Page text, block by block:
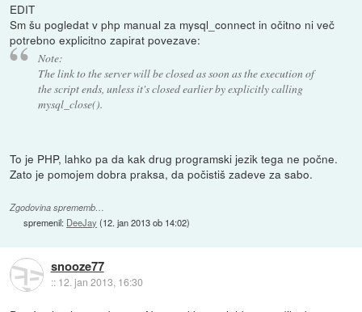
EDIT
Sm šu pogledat v php manual za mysql_connect in očitno ni več
potrebno explicitno zapirat povezave:
Note:
The link to the server will be closed as soon as the execution of
the script ends, unless it's closed earlier by explicitly calling
mysql_close().
To je PHP, lahko pa da kak drug programski jezik tega ne počne.
Zato je pomojem dobra praksa, da počistiš zadeve za sabo.
Zgodovina sprememb…
spremenil: DeeJay (12. jan 2013 ob 14:02)
snooze77
:: 12. jan 2013, 16:30